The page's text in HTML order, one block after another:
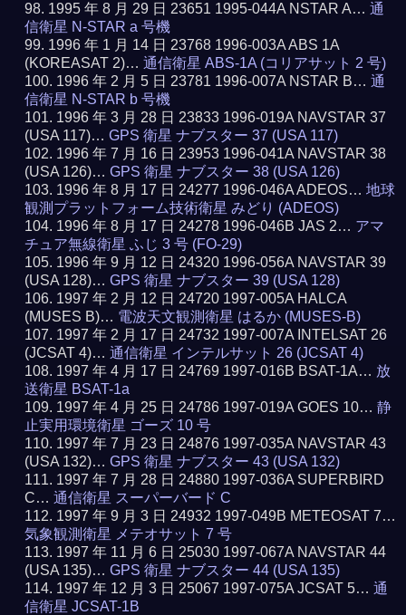
1995 年 8 月 29 日 23651 1995-044A NSTAR A…通
信衛星 N-STAR a 号機
1996 年 1 月 14 日 23768 1996-003A ABS 1A
(KOREASAT 2)…通信衛星 ABS-1A (コリアサット 2 号)
1996 年 2 月 5 日 23781 1996-007A NSTAR B…通
信衛星 N-STAR b 号機
1996 年 3 月 28 日 23833 1996-019A NAVSTAR 37
(USA 117)…GPS 衛星 ナブスター 37 (USA 117)
1996 年 7 月 16 日 23953 1996-041A NAVSTAR 38
(USA 126)…GPS 衛星 ナブスター 38 (USA 126)
1996 年 8 月 17 日 24277 1996-046A ADEOS…地球
観測プラットフォーム技術衛星 みどり (ADEOS)
1996 年 8 月 17 日 24278 1996-046B JAS 2… アマ
チュア無線衛星 ふじ 3 号 (FO-29)
1996 年 9 月 12 日 24320 1996-056A NAVSTAR 39
(USA 128)…GPS 衛星 ナブスター 39 (USA 128)
1997 年 2 月 12 日 24720 1997-005A HALCA
(MUSES B)… 電波天文観測衛星 はるか (MUSES-B)
1997 年 2 月 17 日 24732 1997-007A INTELSAT 26
(JCSAT 4)…通信衛星 インテルサット 26 (JCSAT 4)
1997 年 4 月 17 日 24769 1997-016B BSAT-1A… 放
送衛星 BSAT-1a
1997 年 4 月 25 日 24786 1997-019A GOES 10…静
止実用環境衛星 ゴーズ 10 号
1997 年 7 月 23 日 24876 1997-035A NAVSTAR 43
(USA 132)…GPS 衛星 ナブスター 43 (USA 132)
1997 年 7 月 28 日 24880 1997-036A SUPERBIRD
C…通信衛星 スーパーバード C
1997 年 9 月 3 日 24932 1997-049B METEOSAT 7…
気象観測衛星 メテオサット 7 号
1997 年 11 月 6 日 25030 1997-067A NAVSTAR 44
(USA 135)…GPS 衛星 ナブスター 44 (USA 135)
1997 年 12 月 3 日 25067 1997-075A JCSAT 5…通
信衛星 JCSAT-1B